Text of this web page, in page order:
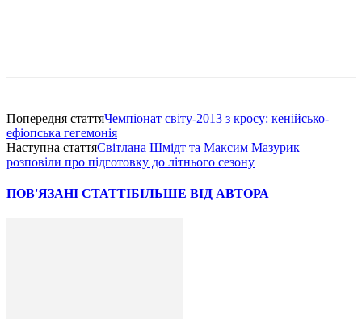
Попередня статтяЧемпіонат світу-2013 з кросу: кенійсько-
ефіопська гегемонія
Наступна статтяСвітлана Шмідт та Максим Мазурик
розповіли про підготовку до літнього сезону
ПОВ'ЯЗАНІ СТАТТІБІЛЬШЕ ВІД АВТОРА